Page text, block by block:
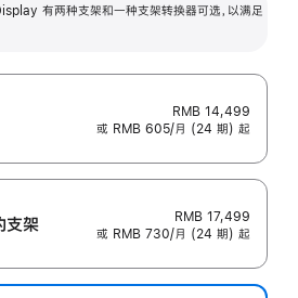
有两种支架和一种支架转换器可选，以满足
RMB 14,499
或 RMB 605/月 (24 期) 起
支‍架
RMB 17,499
或 RMB 730/月 (24 期) 起